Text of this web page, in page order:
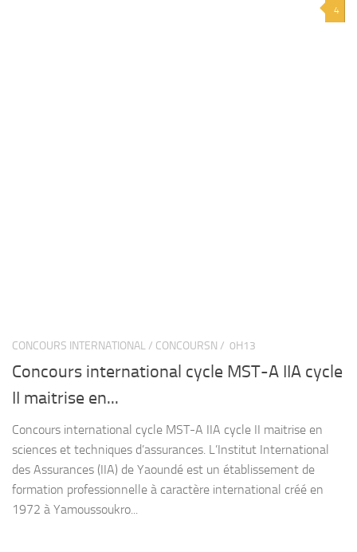
4
CONCOURS INTERNATIONAL / CONCOURSN / 0H13
Concours international cycle MST-A IIA cycle
II maitrise en...
Concours international cycle MST-A IIA cycle II maitrise en
sciences et techniques d’assurances. L’Institut International
des Assurances (IIA) de Yaoundé est un établissement de
formation professionnelle à caractère international créé en
1972 à Yamoussoukro...